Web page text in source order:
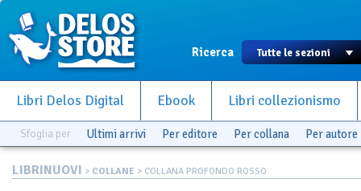
Ricerca
Libri Delos Digital Ebook Libri collezionismo
Sfoglia per Ultimi arrivi Per editore Per collana Per autore
LIBRINUOVI > COLLANE > COLLANA PROFONDO ROSSO